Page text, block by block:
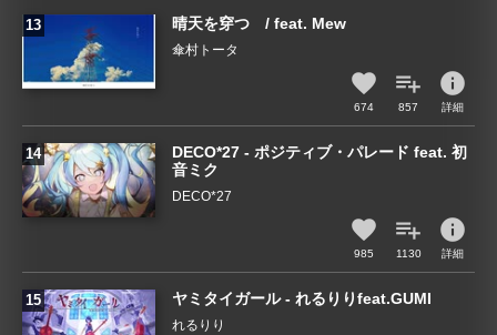
晴天を穿つ / feat. Mew
傘村トータ
674 857
info
詳細
DECO*27 - ポジティブ・パレード feat. 初
音ミク
DECO*27
985 1130
info
詳細
ヤミタイガール - れるりりfeat.GUMI
れるりり